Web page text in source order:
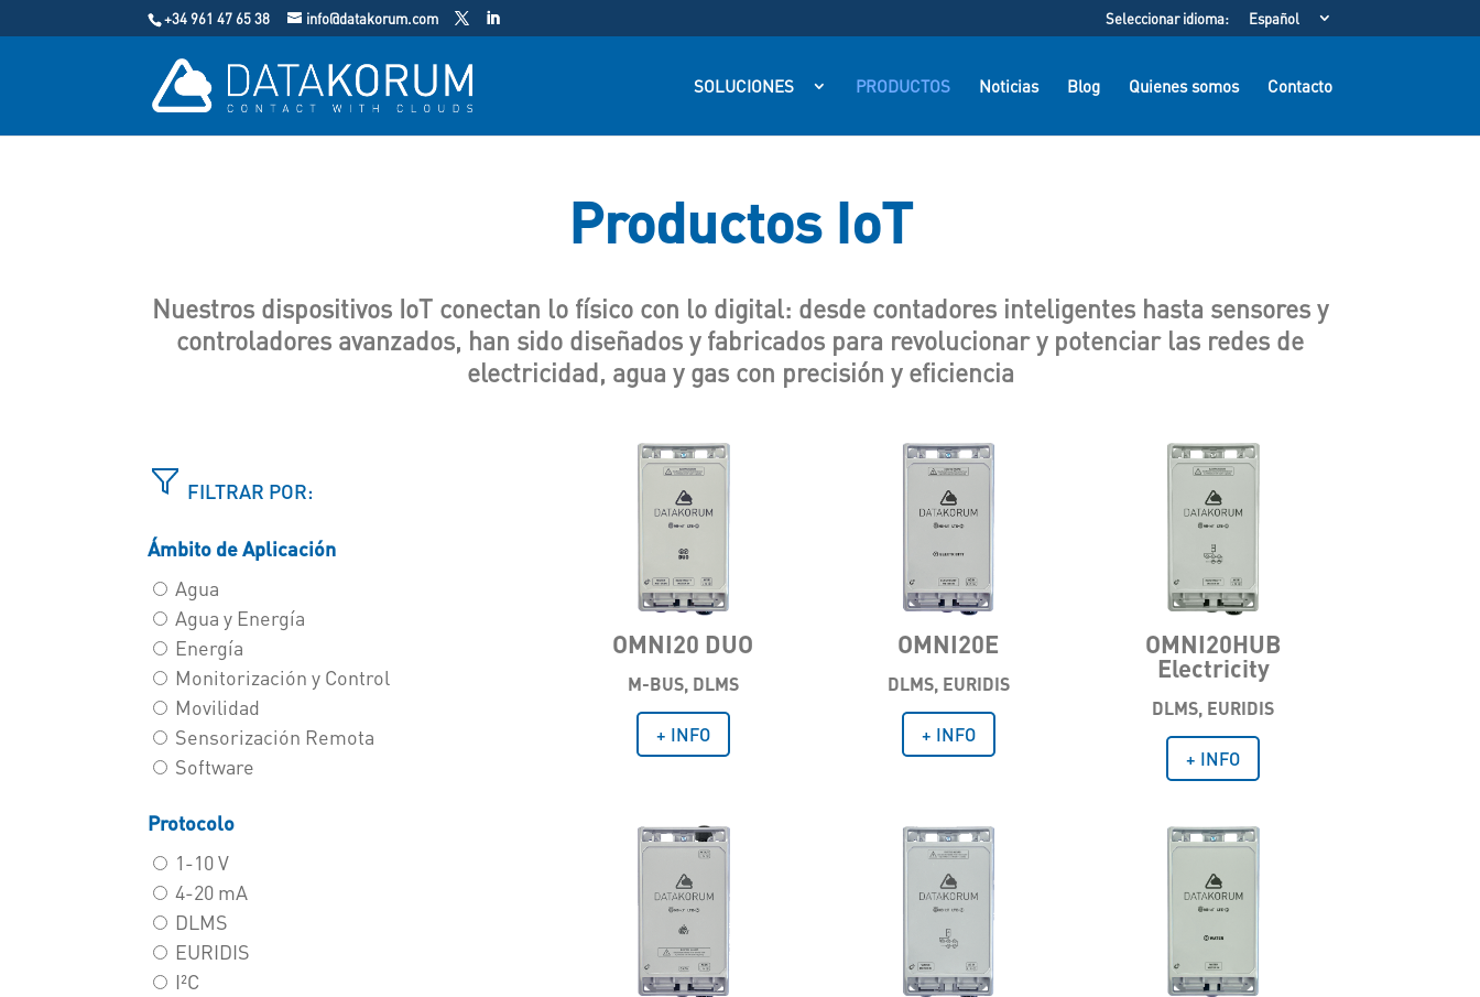
+34 961 47 65 38 info@datakorum.com Seleccionar idioma: Español
SOLUCIONES PRODUCTOS Noticias Blog Quienes somos Contacto
Productos IoT
Nuestros dispositivos IoT conectan lo físico con lo digital: desde contadores inteligentes hasta sensores y
controladores avanzados, han sido diseñados y fabricados para revolucionar y potenciar las redes de
electricidad, agua y gas con precisión y eficiencia
FILTRAR POR:
Ámbito de Aplicación
Agua
Agua y Energía
Energía
Monitorización y Control
Movilidad
Sensorización Remota
Software
Protocolo
1-10 V
4-20 mA
DLMS
EURIDIS
I²C
OMNI20 DUO
M-BUS, DLMS
+ INFO
OMNI20E
DLMS, EURIDIS
+ INFO
OMNI20HUB
Electricity
DLMS, EURIDIS
+ INFO